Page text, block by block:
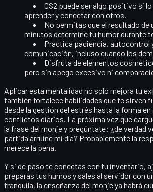
CS2 puede ser algo positivo si
aprender y conectar con otros.
No permitas que el resultado de
minutos determine tu humor durante
Practica paciencia, autocontrol
comunicación, incluso cuando los
Disfruta de elementos
pero sin apego excesivo ni
Aplicar esta mentalidad no solo mejora tu
también fortalece habilidades que te sirven
desde la gestión del estrés hasta la forma
conflictos diarios. La próxima vez que
la frase del monje y pregúntate: ¿de verdad
partida arruine mi día? Probablemente la
merece la pena.
Y si de paso te conectas con tu inventario,
preparas tus humos y sales al servidor con
tranquila, la enseñanza del monje ya habrá